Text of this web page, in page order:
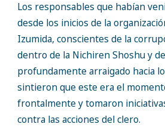
Los responsables que habían
desde los inicios de la
Izumida, conscientes de la
dentro de la Nichiren Shoshu y
profundamente arraigado hacia
sintieron que este era el
frontalmente y tomaron
contra las acciones del clero.